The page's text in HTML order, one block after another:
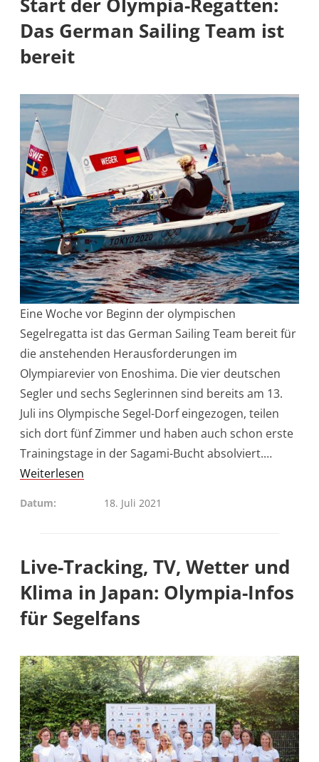
Das German Sailing Team ist
bereit
Eine Woche vor Beginn der olympischen
Segelregatta ist das German Sailing Team bereit für
die anstehenden Herausforderungen im
Olympiarevier von Enoshima. Die vier deutschen
Segler und sechs Seglerinnen sind bereits am 13.
Juli ins Olympische Segel-Dorf eingezogen, teilen
sich dort fünf Zimmer und haben auch schon erste
Trainingstage in der Sagami-Bucht absolviert.…
Weiterlesen
Datum 18. Juli 2021
Live-Tracking, TV, Wetter und
Klima in Japan: Olympia-Infos
für Segelfans